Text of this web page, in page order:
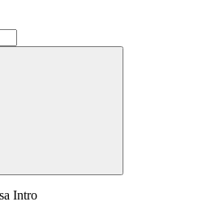
Intro